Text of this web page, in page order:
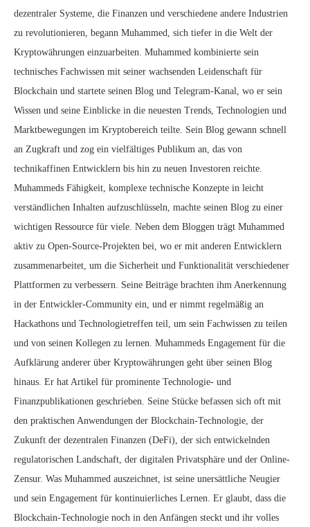
dezentraler Systeme, die Finanzen und verschiedene andere Industrien
zu revolutionieren, begann Muhammed, sich tiefer in die Welt der
Kryptowährungen einzuarbeiten. Muhammed kombinierte sein
technisches Fachwissen mit seiner wachsenden Leidenschaft für
Blockchain und startete seinen Blog und Telegram-Kanal, wo er sein
Wissen und seine Einblicke in die neuesten Trends, Technologien und
Marktbewegungen im Kryptobereich teilte. Sein Blog gewann schnell
an Zugkraft und zog ein vielfältiges Publikum an, das von
technikaffinen Entwicklern bis hin zu neuen Investoren reichte.
Muhammeds Fähigkeit, komplexe technische Konzepte in leicht
verständlichen Inhalten aufzuschlüsseln, machte seinen Blog zu einer
wichtigen Ressource für viele. Neben dem Bloggen trägt Muhammed
aktiv zu Open-Source-Projekten bei, wo er mit anderen Entwicklern
zusammenarbeitet, um die Sicherheit und Funktionalität verschiedener
Plattformen zu verbessern. Seine Beiträge brachten ihm Anerkennung
in der Entwickler-Community ein, und er nimmt regelmäßig an
Hackathons und Technologietreffen teil, um sein Fachwissen zu teilen
und von seinen Kollegen zu lernen. Muhammeds Engagement für die
Aufklärung anderer über Kryptowährungen geht über seinen Blog
hinaus. Er hat Artikel für prominente Technologie- und
Finanzpublikationen geschrieben. Seine Stücke befassen sich oft mit
den praktischen Anwendungen der Blockchain-Technologie, der
Zukunft der dezentralen Finanzen (DeFi), der sich entwickelnden
regulatorischen Landschaft, der digitalen Privatsphäre und der Online-
Zensur. Was Muhammed auszeichnet, ist seine unersättliche Neugier
und sein Engagement für kontinuierliches Lernen. Er glaubt, dass die
Blockchain-Technologie noch in den Anfängen steckt und ihr volles